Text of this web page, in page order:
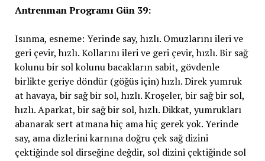
Antrenman Programı Gün 39:
Isınma, esneme: Yerinde say, hızlı. Omuzlarını ileri ve
geri çevir, hızlı. Kollarını ileri ve geri çevir, hızlı. Bir sağ
kolunu bir sol kolunu bacakların sabit, gövdenle
birlikte geriye döndür (göğüs için) hızlı. Direk yumruk
at havaya, bir sağ bir sol, hızlı. Kroşeler, bir sağ bir sol,
hızlı. Aparkat, bir sağ bir sol, hızlı. Dikkat, yumrukları
abanarak sert atmana hiç ama hiç gerek yok. Yerinde
say, ama dizlerini karnına doğru çek sağ dizini
çektiğinde sol dirseğine değdir, sol dizini çektiğinde sol